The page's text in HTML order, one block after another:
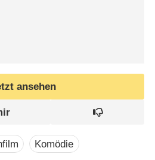
ansehen
Komödie